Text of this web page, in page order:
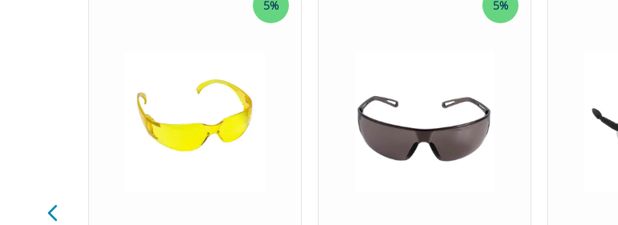
Confira outras categorias de Óculos de Segurança! #oculosdesegurança
5% 5%